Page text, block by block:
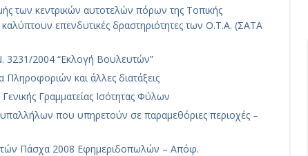
των κεντρικών αυτοτελών πόρων της Τοπικής
επενδυτικές δραστηριότητες των Ο.Τ.Α. (ΣΑΤΑ
2004 “Εκλογή Βουλευτών”
και άλλες διατάξεις
Γραμματείας Ισότητας Φύλων
που υπηρετούν σε παραμεθόριες περιοχές –
Πάσχα 2008 Εφημεριδοπωλών – Απόφ.